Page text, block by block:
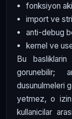
fonksiyon
import ve
anti-debug
kernel ve
Bu
gorunebilir;
dusunulmeleri
yetmez, o
kullanicilar